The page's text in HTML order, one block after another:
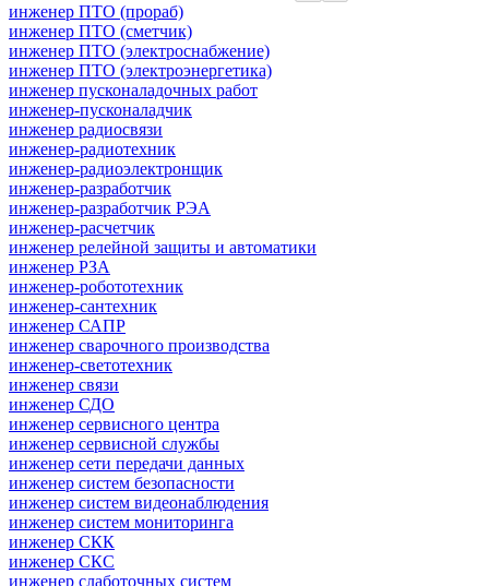
инженер ПТО (прораб)
инженер ПТО (сметчик)
инженер ПТО (электроснабжение)
инженер ПТО (электроэнергетика)
инженер пусконаладочных работ
инженер-пусконаладчик
инженер радиосвязи
инженер-радиотехник
инженер-радиоэлектронщик
инженер-разработчик
инженер-разработчик РЭА
инженер-расчетчик
инженер релейной защиты и автоматики
инженер РЗА
инженер-робототехник
инженер-сантехник
инженер САПР
инженер сварочного производства
инженер-светотехник
инженер связи
инженер СДО
инженер сервисного центра
инженер сервисной службы
инженер сети передачи данных
инженер систем безопасности
инженер систем видеонаблюдения
инженер систем мониторинга
инженер СКК
инженер СКС
инженер слаботочных систем